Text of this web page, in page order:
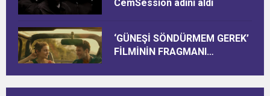
CemSession adını aldı
‘GÜNEŞİ SÖNDÜRMEM GEREK’
FİLMİNİN FRAGMANI